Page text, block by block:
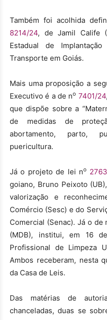
Também foi acolhida
8214/24, de Jamil Calife
Estadual de
Transporte em Goiás.
Mais uma proposição a
Executivo é a de no 7401/24
que dispõe sobre a
de medidas de
abortamento, parto,
puericultura.
Já o projeto de lei no
goiano, Bruno Peixoto
valorização e
Comércio (Sesc) e do
Comercial (Senac). Já o de
(MDB), institui, em 16
Profissional de Limpeza
Ambos receberam, nesta
da Casa de Leis.
Das matérias de
chanceladas, duas se